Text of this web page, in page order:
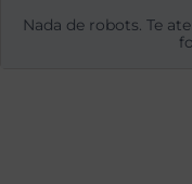
Nada de robots. Te